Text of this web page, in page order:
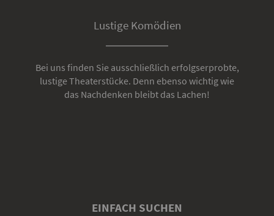
Lustige Komödien
Bei uns finden Sie ausschließlich erfolgserprobte,
lustige Theaterstücke. Denn ebenso wichtig wie
das Nachdenken bleibt das Lachen!
EINFACH SUCHEN